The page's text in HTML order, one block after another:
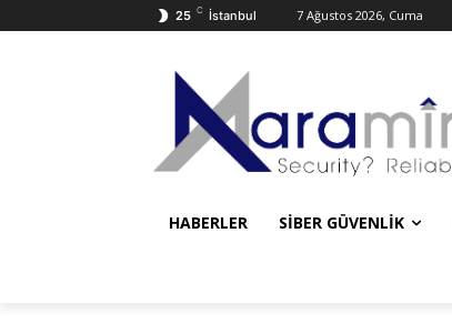
25 C İstanbul 7 Ağustos 2026, Cuma
HABERLER SIBER GÜVENLIK